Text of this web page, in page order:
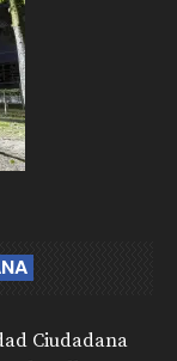
Ciudadana